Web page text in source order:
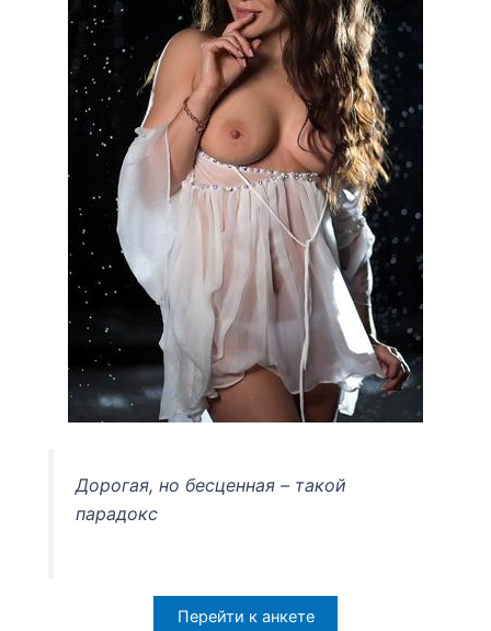
Дорогая, но бесценная – такой
парадокс
Перейти к анкете